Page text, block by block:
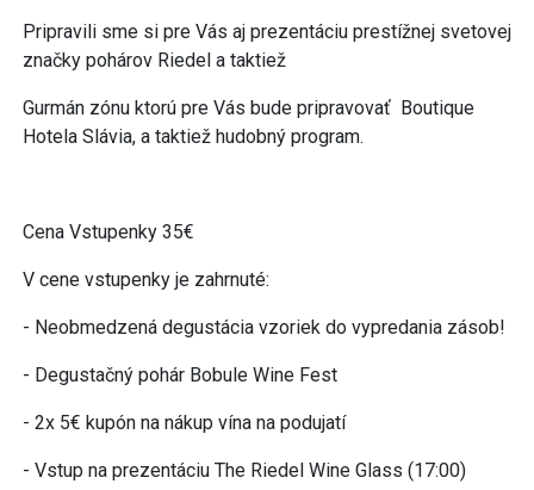
Pripravili sme si pre Vás aj prezentáciu prestížnej svetovej
značky pohárov Riedel a taktiež
Gurmán zónu ktorú pre Vás bude pripravovať Boutique
Hotela Slávia, a taktiež hudobný program.
Cena Vstupenky 35€
V cene vstupenky je zahrnuté:
- Neobmedzená degustácia vzoriek do vypredania zásob!
- Degustačný pohár Bobule Wine Fest
- 2x 5€ kupón na nákup vína na podujatí
- Vstup na prezentáciu The Riedel Wine Glass (17:00)